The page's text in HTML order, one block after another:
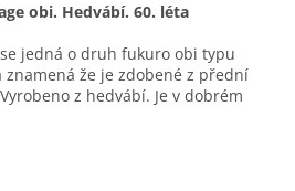
obi. Hedvábí. 60. léta
jedná o druh fukuro obi typu
znamená že je zdobené z přední
z hedvábí. Je v dobrém